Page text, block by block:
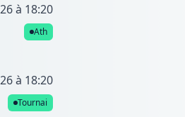
à 18:20
Ath
à 18:20
Tournai